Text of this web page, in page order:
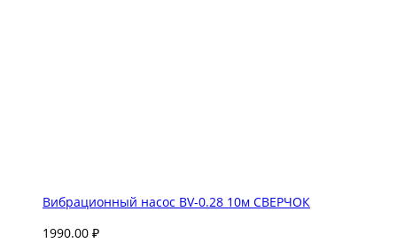
Вибрационный насос BV-0.28 10м СВЕРЧОК
1990.00 ₽